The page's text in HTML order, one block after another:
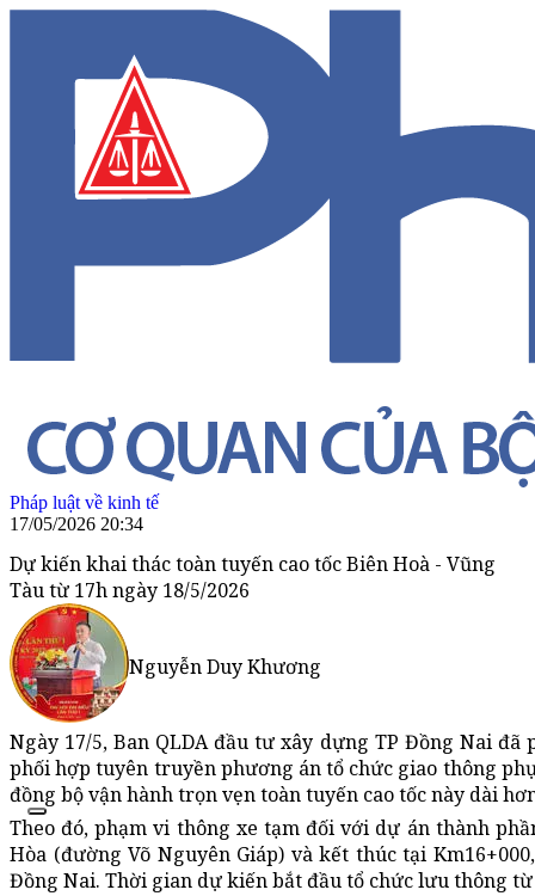
Pháp luật về kinh tế
17/05/2026 20:34
Dự kiến khai thác toàn tuyến cao tốc Biên Hoà - Vũng
Tàu từ 17h ngày 18/5/2026
Nguyễn Duy Khương
Ngày 17/5, Ban QLDA đầu tư xây dựng TP Đồng Nai
phối hợp tuyên truyền phương án tổ chức giao thông
đồng bộ vận hành trọn vẹn toàn tuyến cao tốc này dài
Theo đó, phạm vi thông xe tạm đối với dự án thành
Hòa (đường Võ Nguyên Giáp) và kết thúc tại
Đồng Nai. Thời gian dự kiến bắt đầu tổ chức lưu thông từ